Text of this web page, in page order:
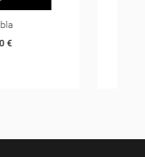
Lipanda -2-
25,00 €